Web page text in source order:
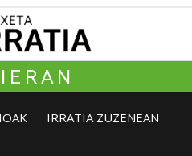
IRRATIA ZUZENEAN